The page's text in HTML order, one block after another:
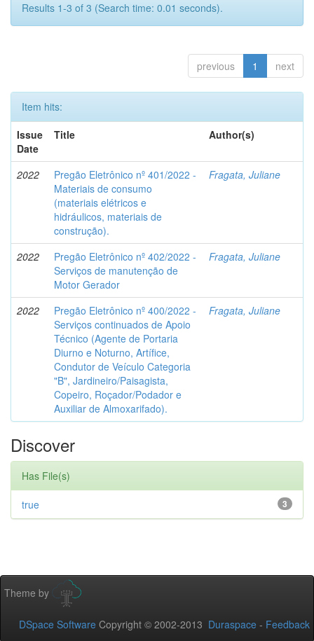
Results 1-3 of 3 (Search time: 0.01 seconds).
previous 1 next
Item hits:
Issue
Date
Title Author(s)
2022
Pregão Eletrônico nº 401/2022 -
Materiais de consumo
(materiais elétricos e
hidráulicos, materiais de
construção).
Fragata, Juliane
2022
Pregão Eletrônico nº 402/2022 -
Serviços de manutenção de
Motor Gerador
Fragata, Juliane
2022
Pregão Eletrônico nº 400/2022 -
Serviços continuados de Apoio
Técnico (Agente de Portaria
Diurno e Noturno, Artífice,
Condutor de Veículo Categoria
"B", Jardineiro/Paisagista,
Copeiro, Roçador/Podador e
Auxiliar de Almoxarifado).
Fragata, Juliane
Discover
Has File(s)
3
true
Theme by
DSpace Software Copyright © 2002-2013 Duraspace - Feedback